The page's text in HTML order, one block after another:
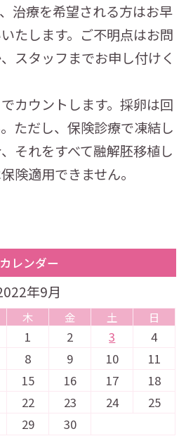
治療を希望される方はお早
たします。ご不明点はお問
スタッフまでお申し付けく
カウントします。採卵は回
ただし、保険診療で凍結し
それをすべて融解胚移植し
険適用できません。
カレンダー
年9月
木 金 土 日
1 2 3
4
8 9 10
11
15 16 17
18
22 23 24
25
29 30